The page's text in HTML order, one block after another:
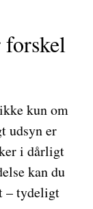
forskel
kun om
udsyn er
i dårligt
kan du
– tydeligt